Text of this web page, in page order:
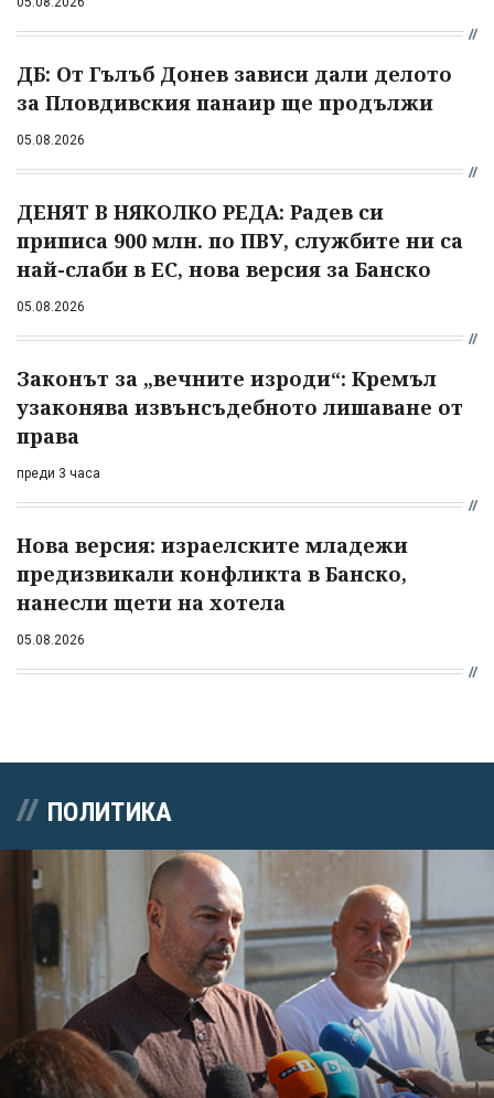
ДБ: От Гълъб Донев зависи дали делото
за Пловдивския панаир ще продължи
05.08.2026
ДЕНЯТ В НЯКОЛКО РЕДА: Радев си
приписа 900 млн. по ПВУ, службите ни са
най-слаби в ЕС, нова версия за Банско
05.08.2026
Законът за „вечните изроди“: Кремъл
узаконява извънсъдебното лишаване от
права
преди 3 часа
Нова версия: израелските младежи
предизвикали конфликта в Банско,
нанесли щети на хотела
05.08.2026
ПОЛИТИКА